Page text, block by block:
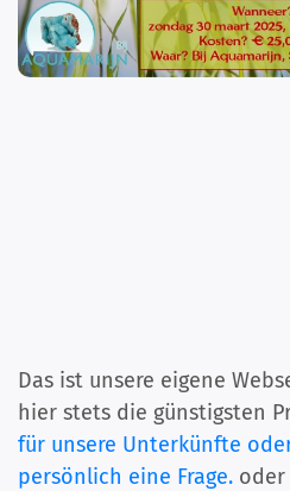
Das ist unsere eigene
hier stets die günstigsten
für unsere Unterkünfte
persönlich eine Frage. oder